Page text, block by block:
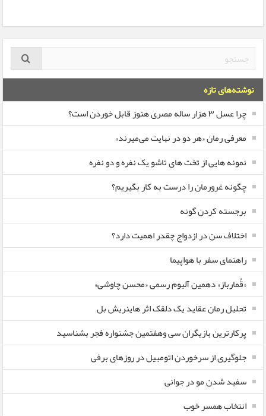
نوشته‌های تازه
چرا عسل ۳ هزار ساله‌ مصری هنوز قابل خوردن است؟
معرفی رمان «هر دو در نهایت می‌میرند»
نمونه هایی از تخت های تاشو یک نفره و دو نفره
چگونه غرورمان را درست به کار بگیریم؟
برجسته کردن گونه
اختلاف سن در ازدواج چقدر اهمیت دارد؟
راهنمای سفر با هواپیما
«قُمارباز» دهمین آلبوم رسمی «محسن چاوشی»
تحلیل رمان عقاید یک دلقک اثر هاینریش بل
پرکارترین بازیگران سی وهفتمین جشنواره فجر بشناسید
جلوگیری از سرخوردن اتومبیل در روزهای برفی
سفید شدن مو در جوانی
انتخاب همسر خوب